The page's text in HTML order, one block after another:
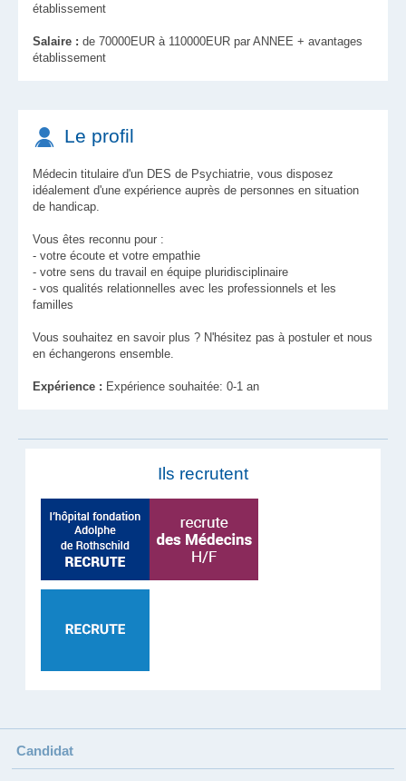
établissement
Salaire : de 70000EUR à 110000EUR par ANNEE + avantages
établissement
Le profil
Médecin titulaire d'un DES de Psychiatrie, vous disposez
idéalement d'une expérience auprès de personnes en situation
de handicap.
Vous êtes reconnu pour :
- votre écoute et votre empathie
- votre sens du travail en équipe pluridisciplinaire
- vos qualités relationnelles avec les professionnels et les
familles
Vous souhaitez en savoir plus ? N'hésitez pas à postuler et nous
en échangerons ensemble.
Expérience : Expérience souhaitée: 0-1 an
Ils recrutent
Candidat